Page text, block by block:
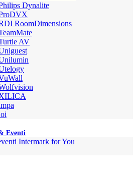
Dynalite
RoomDimensions
AV
Eventi
Intermark for You